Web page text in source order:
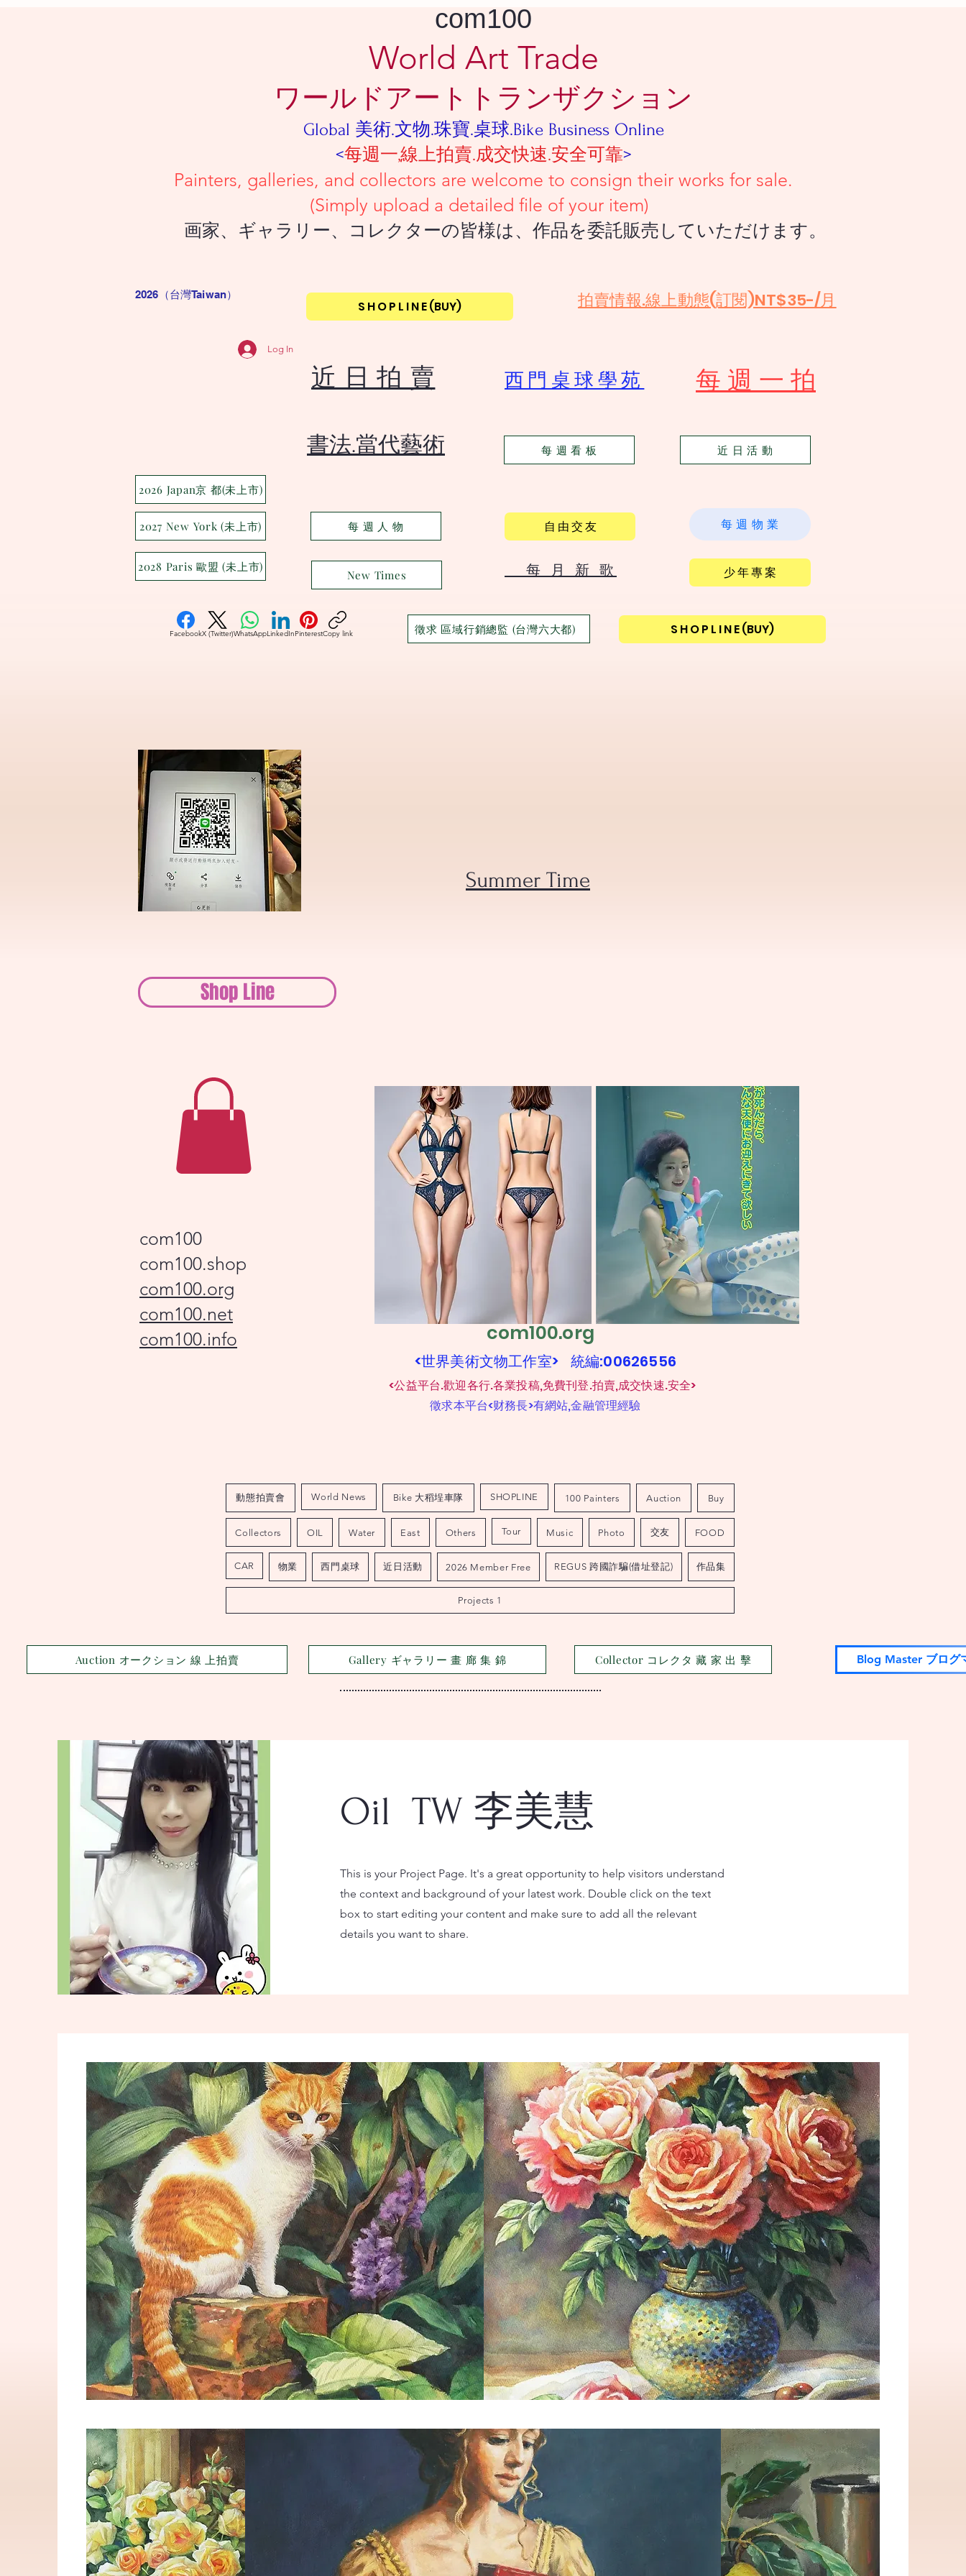
com100
World Art Trade
ワールドアートトランザクション
Global 美術.文物.珠寶.桌球.Bike Business Online
<每週一,線上拍賣.成交快速.安全可靠>
Painters, galleries, and collectors are welcome to consign their works for sale.
(Simply upload a detailed file of your item)
画家、ギャラリー、コレクターの皆様は、作品を委託販売していただけます。
2026（台灣Taiwan）
S H O P L I N E (BUY) ​拍賣情報.線上動態(訂閱)NT$35-/月
Log In
​近 日 拍 賣 ​西門桌球學苑 ​每 週 一 拍
每 週 看 板 近 日 活 動
2026 Japan京 都(未上市)
2027 New York (未上市)
2028 Paris 歐盟 (未上市)
每 週 人 物
New Times
自 由 交 友
​ 每 月 新 歌
每 週 物 業
少 年 專 案
FacebookX (Twitter)WhatsAppLinkedInPinterestCopy link 徵求 區域行銷總監 (台灣六大都) S H O P L I N E (BUY)
Shop Line
Summer Time
com100
com100.shop
com100.org
com100.net
com100.info
com100.org
<世界美術文物工作室> 統編:00626556
<公益平台.歡迎各行.各業投稿,免費刊登.拍賣,成交快速.安全>
​徵求本平台<财務長>有網站,金融管理經驗
​書法.當代藝術
動態拍賣會 World News Bike 大稻埕車隊 SHOPLINE 100 Painters Auction Buy
Collectors OIL Water East Others Tour Music Photo 交友 FOOD
CAR 物業 西門桌球 近日活動 2026 Member Free REGUS 跨國詐騙(借址登記) 作品集
Projects 1
Auction オークション 線 上拍賣 Gallery ギャラリー 畫 廊 集 錦 Collector コレクタ 藏 家 出 擊 Blog Master ブログ
Oil TW 李美慧
This is your Project Page. It's a great opportunity to help visitors understand
the context and background of your latest work. Double click on the text
box to start editing your content and make sure to add all the relevant
details you want to share.